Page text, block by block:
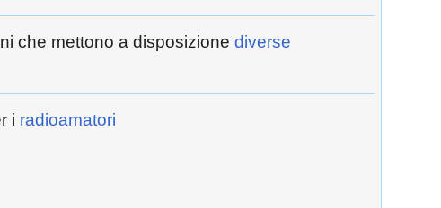
che mettono a disposizione diverse
i radioamatori